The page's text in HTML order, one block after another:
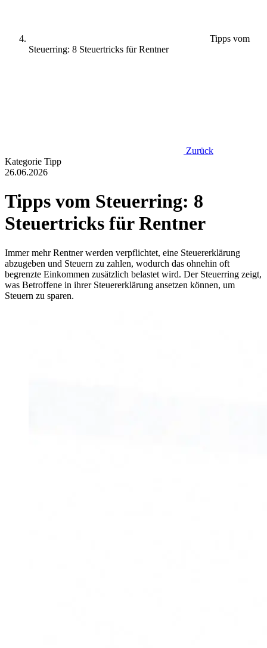
Tipps vom
Steuerring: 8 Steuertricks für Rentner
Zurück
Kategorie Tipp
26.06.2026
Tipps vom Steuerring: 8
Steuertricks für Rentner
Immer mehr Rentner werden verpflichtet, eine Steuererklärung
abzugeben und Steuern zu zahlen, wodurch das ohnehin oft
begrenzte Einkommen zusätzlich belastet wird. Der Steuerring zeigt,
was Betroffene in ihrer Steuererklärung ansetzen können, um
Steuern zu sparen.